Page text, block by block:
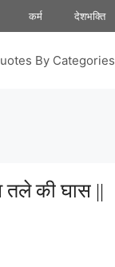
कर्म देशभक्ति
By Categories
तले की घास ||